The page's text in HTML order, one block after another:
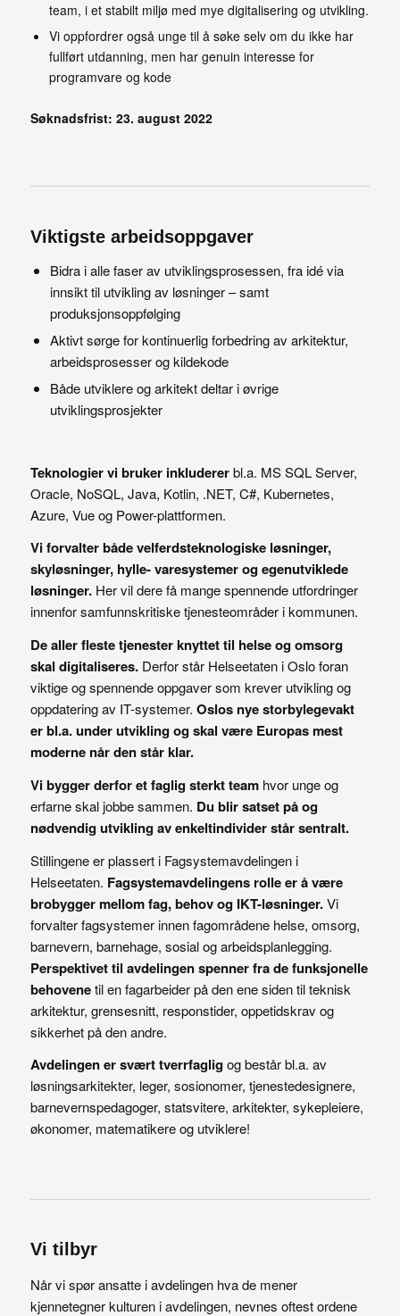
team, i et stabilt miljø med mye digitalisering og utvikling.
Vi oppfordrer også unge til å søke selv om du ikke har
fullført utdanning, men har genuin interesse for
programvare og kode
Søknadsfrist: 23. august 2022
Viktigste arbeidsoppgaver
Bidra i alle faser av utviklingsprosessen, fra idé via
innsikt til utvikling av løsninger – samt
produksjonsoppfølging
Aktivt sørge for kontinuerlig forbedring av arkitektur,
arbeidsprosesser og kildekode
Både utviklere og arkitekt deltar i øvrige
utviklingsprosjekter
Teknologier vi bruker inkludererbl.a. MS SQL Server,
Oracle, NoSQL, Java, Kotlin, .NET, C#, Kubernetes,
Azure, Vue og Power-plattformen.
Vi forvalter både velferdsteknologiske løsninger,
skyløsninger, hylle- varesystemer og egenutviklede
løsninger.Her vil dere få mange spennende utfordringer
innenfor samfunnskritiske tjenesteområder i kommunen.
De aller fleste tjenester knyttet til helse og omsorg
skal digitaliseres.Derfor står Helseetaten i Oslo foran
viktige og spennende oppgaver som krever utvikling og
oppdatering av IT-systemer. Oslos nye storbylegevakt
er bl.a. under utvikling og skal være Europas mest
moderne når den står klar.
Vi bygger derfor et faglig sterkt teamhvor unge og
erfarne skal jobbe sammen. Du blir satset på og
nødvendig utvikling av enkeltindivider står sentralt.
Stillingene er plassert i Fagsystemavdelingen i
Helseetaten. Fagsystemavdelingens rolle er å være
brobygger mellom fag, behov og IKT-løsninger.Vi
forvalter fagsystemer innen fagområdene helse, omsorg,
barnevern, barnehage, sosial og arbeidsplanlegging.
Perspektivet til avdelingen spenner fra de funksjonelle
behovenetil en fagarbeider på den ene siden til teknisk
arkitektur, grensesnitt, responstider, oppetidskrav og
sikkerhet på den andre.
Avdelingen er svært tverrfagligog består bl.a. av
løsningsarkitekter, leger, sosionomer, tjenestedesignere,
barnevernspedagoger, statsvitere, arkitekter, sykepleiere,
økonomer, matematikere og utviklere!
Vi tilbyr
Når vi spør ansatte i avdelingen hva de mener
kjennetegner kulturen i avdelingen, nevnes oftest ordene